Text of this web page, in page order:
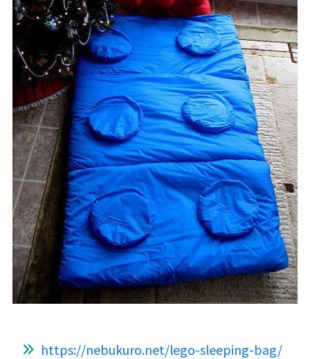
https://nebukuro.net/lego-sleeping-bag/